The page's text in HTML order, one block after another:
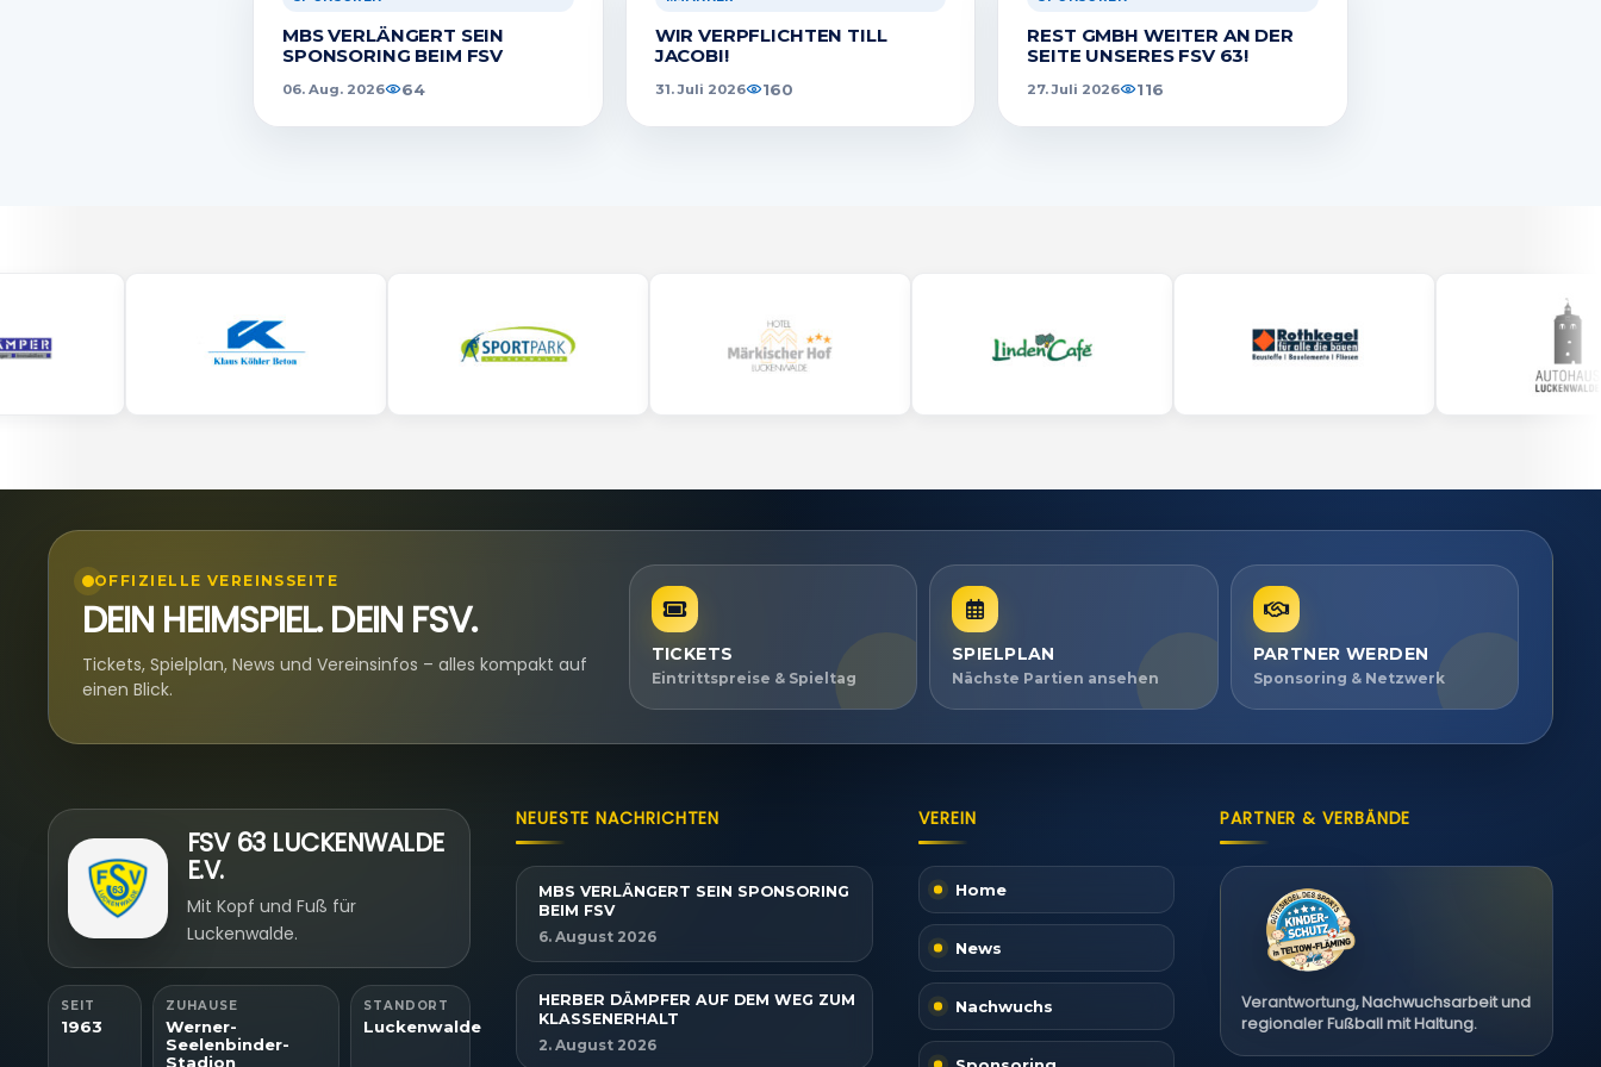
MBS VERLÄNGERT SEIN
SPONSORING BEIM FSV
06. Aug. 2026 64
WIR VERPFLICHTEN TILL
JACOBI!
31. Juli 2026 160
REST GMBH WEITER AN DER
SEITE UNSERES FSV 63!
27. Juli 2026 116
OFFIZIELLE VEREINSSEITE
DEIN HEIMSPIEL. DEIN FSV.
Tickets, Spielplan, News und Vereinsinfos – alles kompakt auf
einen Blick.
TICKETS
Eintrittspreise & Spieltag
SPIELPLAN
Nächste Partien ansehen
PARTNER WERDEN
Sponsoring & Netzwerk
FSV 63 LUCKENWALDE
E.V.
Mit Kopf und Fuß für
Luckenwalde.
SEIT
1963
ZUHAUSE
Werner-
Seelenbinder-
Stadion
STANDORT
Luckenwalde
NEUESTE NACHRICHTEN
MBS VERLÄNGERT SEIN SPONSORING
BEIM FSV
6. August 2026
HERBER DÄMPFER AUF DEM WEG ZUM
KLASSENERHALT
2. August 2026
VEREIN
Home
News
Nachwuchs
PARTNER & VERBÄNDE
Verantwortung, Nachwuchsarbeit und
regionaler Fußball mit Haltung.